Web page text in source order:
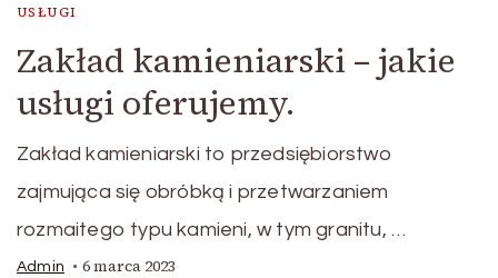
USŁUGI
Zakład kamieniarski – jakie
usługi oferujemy.
Zakład kamieniarski to przedsiębiorstwo
zajmująca się obróbką i przetwarzaniem
rozmaitego typu kamieni, w tym granitu, …
Admin 6 marca 2023